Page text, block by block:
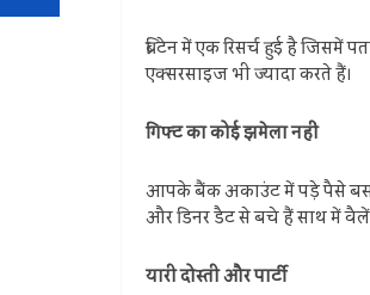
ब्रिटेन में एक रिसर्च हुई है
एक्सरसाइज भी ज्यादा करते हैं।
गिफ्ट का कोई झमेला नहीं
आपके बैंक अकाउंट में पड़े पैसे बस
और डिनर डैट से बचे हैं साथ में
यारी दोस्‍ती और पार्टी